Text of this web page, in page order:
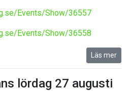
Events/Show/36557
Events/Show/36558
Läs mer
lördag 27 augusti